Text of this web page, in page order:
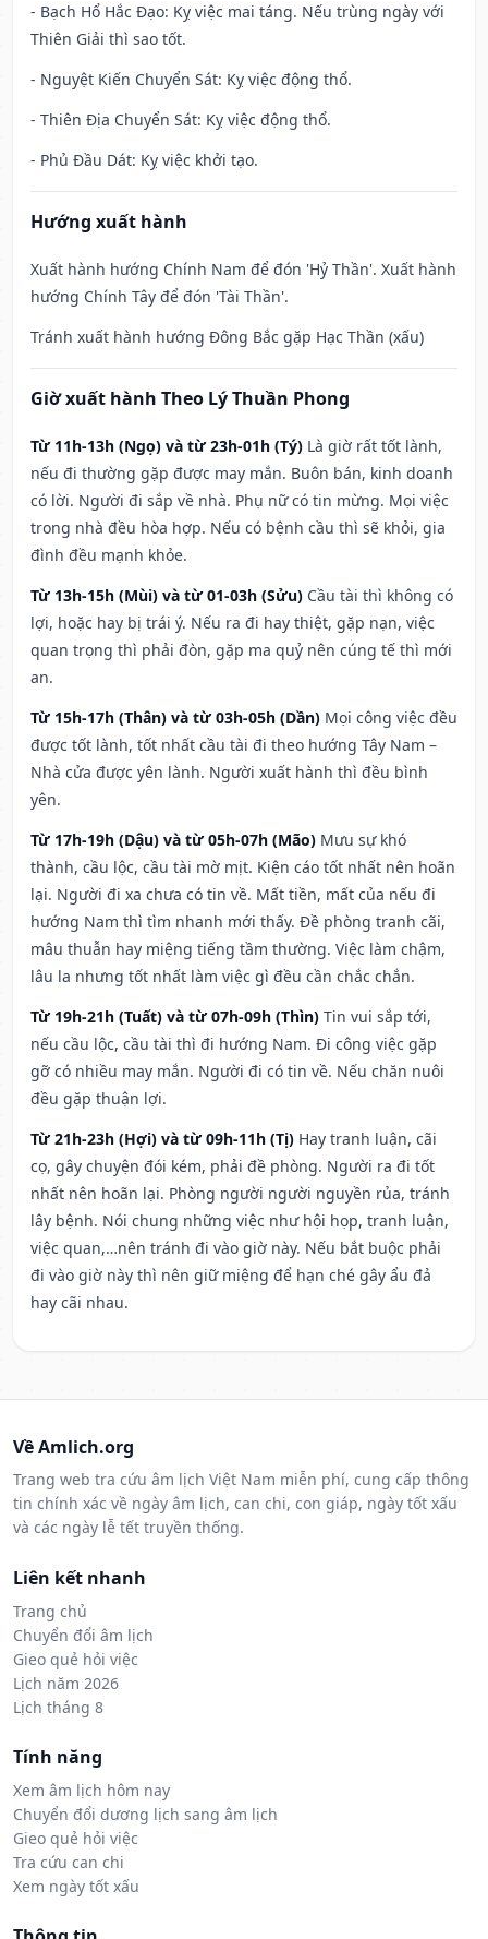
- Bạch Hổ Hắc Đạo: Kỵ việc mai táng. Nếu trùng ngày với
Thiên Giải thì sao tốt.
- Nguyệt Kiến Chuyển Sát: Kỵ việc động thổ.
- Thiên Địa Chuyển Sát: Kỵ việc động thổ.
- Phủ Đầu Dát: Kỵ việc khởi tạo.
Hướng xuất hành
Xuất hành hướng Chính Nam để đón 'Hỷ Thần'. Xuất hành
hướng Chính Tây để đón 'Tài Thần'.
Tránh xuất hành hướng Đông Bắc gặp Hạc Thần (xấu)
Giờ xuất hành Theo Lý Thuần Phong
Từ 11h-13h (Ngọ) và từ 23h-01h (Tý) Là giờ rất tốt lành,
nếu đi thường gặp được may mắn. Buôn bán, kinh doanh
có lời. Người đi sắp về nhà. Phụ nữ có tin mừng. Mọi việc
trong nhà đều hòa hợp. Nếu có bệnh cầu thì sẽ khỏi, gia
đình đều mạnh khỏe.
Từ 13h-15h (Mùi) và từ 01-03h (Sửu) Cầu tài thì không có
lợi, hoặc hay bị trái ý. Nếu ra đi hay thiệt, gặp nạn, việc
quan trọng thì phải đòn, gặp ma quỷ nên cúng tế thì mới
an.
Từ 15h-17h (Thân) và từ 03h-05h (Dần) Mọi công việc đều
được tốt lành, tốt nhất cầu tài đi theo hướng Tây Nam –
Nhà cửa được yên lành. Người xuất hành thì đều bình
yên.
Từ 17h-19h (Dậu) và từ 05h-07h (Mão) Mưu sự khó
thành, cầu lộc, cầu tài mờ mịt. Kiện cáo tốt nhất nên hoãn
lại. Người đi xa chưa có tin về. Mất tiền, mất của nếu đi
hướng Nam thì tìm nhanh mới thấy. Đề phòng tranh cãi,
mâu thuẫn hay miệng tiếng tầm thường. Việc làm chậm,
lâu la nhưng tốt nhất làm việc gì đều cần chắc chắn.
Từ 19h-21h (Tuất) và từ 07h-09h (Thìn) Tin vui sắp tới,
nếu cầu lộc, cầu tài thì đi hướng Nam. Đi công việc gặp
gỡ có nhiều may mắn. Người đi có tin về. Nếu chăn nuôi
đều gặp thuận lợi.
Từ 21h-23h (Hợi) và từ 09h-11h (Tị) Hay tranh luận, cãi
cọ, gây chuyện đói kém, phải đề phòng. Người ra đi tốt
nhất nên hoãn lại. Phòng người người nguyền rủa, tránh
lây bệnh. Nói chung những việc như hội họp, tranh luận,
việc quan,…nên tránh đi vào giờ này. Nếu bắt buộc phải
đi vào giờ này thì nên giữ miệng để hạn ché gây ẩu đả
hay cãi nhau.
Về Amlich.org
Trang web tra cứu âm lịch Việt Nam miễn phí, cung cấp thông
tin chính xác về ngày âm lịch, can chi, con giáp, ngày tốt xấu
và các ngày lễ tết truyền thống.
Liên kết nhanh
Trang chủ
Chuyển đổi âm lịch
Gieo quẻ hỏi việc
Lịch năm 2026
Lịch tháng 8
Tính năng
Xem âm lịch hôm nay
Chuyển đổi dương lịch sang âm lịch
Gieo quẻ hỏi việc
Tra cứu can chi
Xem ngày tốt xấu